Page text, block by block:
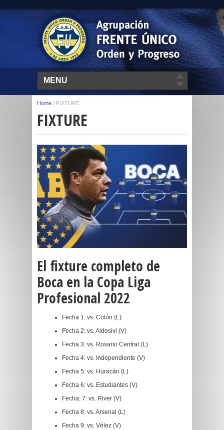
MENU
Home / FIXTURE
FIXTURE
El fixture completo de
Boca en la Copa Liga
Profesional 2022
Fecha 1: vs. Colón (L)
Fecha 2: vs. Aldosivi (V)
Fecha 3: vs. Rosario Central (L)
Fecha 4: vs. Independiente (V)
Fecha 5: vs. Huracán (L)
Fecha 6: vs. Estudiantes (V)
Fecha: 7: vs. River (V)
Fecha 8: vs. Arsenal (L)
Fecha 9: vs. Vélez (V)